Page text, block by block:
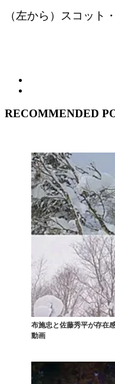
（左から）スコッ
RECOMMENDED
布施忠と佐藤秀平が存在
動画